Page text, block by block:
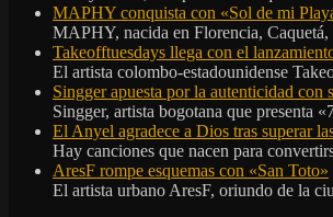
MAPHY conquista con «Sol de mi
MAPHY, nacida en Florencia,
Takeofftuesdays llega con el
El artista colombo-estadounidense
Singger apuesta por la autenticidad con
Singger, artista bogotana que presenta
El Anyel agradece a Dios tras superar
Hay canciones que nacen para
AresF rompe esquemas con «San Toto»
El artista urbano AresF, oriundo de la